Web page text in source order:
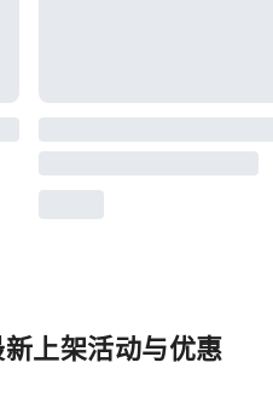
上架活动与优惠